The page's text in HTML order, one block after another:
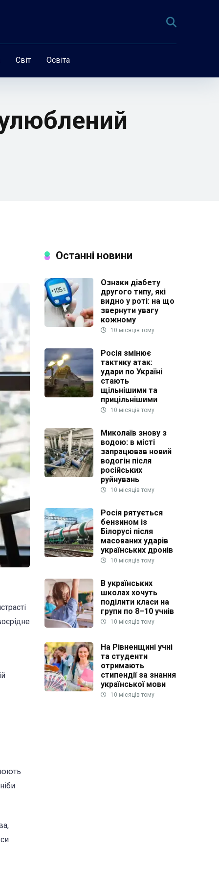
Світ Освіта
Останні новини
Ознаки діабету
другого типу, які
видно у роті: на що
звернути увагу
кожному
10 місяців тому
Росія змінює
тактику атак:
удари по Україні
стають
щільнішими та
прицільнішими
10 місяців тому
Миколаїв знову з
водою: в місті
запрацював новий
водогін після
російських
руйнувань
10 місяців тому
Росія рятується
бензином із
Білорусі після
масованих ударів
українських дронів
10 місяців тому
В українських
школах хочуть
поділити класи на
групи по 8–10 учнів
10 місяців тому
На Рівненщині учні
та студенти
отримають
стипендії за знання
української мови
10 місяців тому